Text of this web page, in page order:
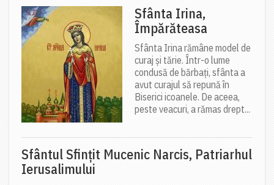
Sfânta Irina,
Împărăteasa
Sfânta Irina rămâne model de
curaj și tărie. Într-o lume
condusă de bărbați, sfânta a
avut curajul să repună în
Biserici icoanele. De aceea,
peste veacuri, a rămas drept...
Sfântul Sfinţit Mucenic Narcis, Patriarhul
Ierusalimului